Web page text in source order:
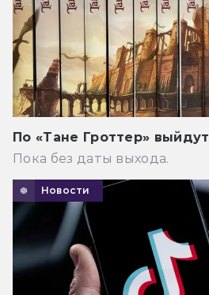
По «Тане Гроттер»
Пока без даты выхода.
Новости